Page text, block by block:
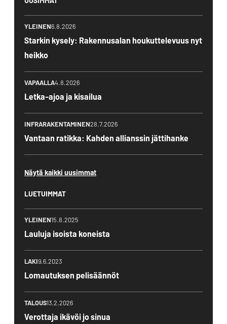
YLEINEN6.8.2026
Starkin kysely: Rakennusalan houkuttelevuus nyt
heikko
VAPAALLA4.8.2026
Letka-ajoa ja kisailua
INFRARAKENTAMINEN28.7.2026
Vantaan ratikka: Kahden allianssin jättihanke
Näytä kaikki uusimmat
LUETUIMMAT
YLEINEN15.8.2025
Lauluja isoista koneista
LAKI9.6.2023
Lomautuksen pelisäännöt
TALOUS13.2.2026
Verottaja ikävöi jo sinua